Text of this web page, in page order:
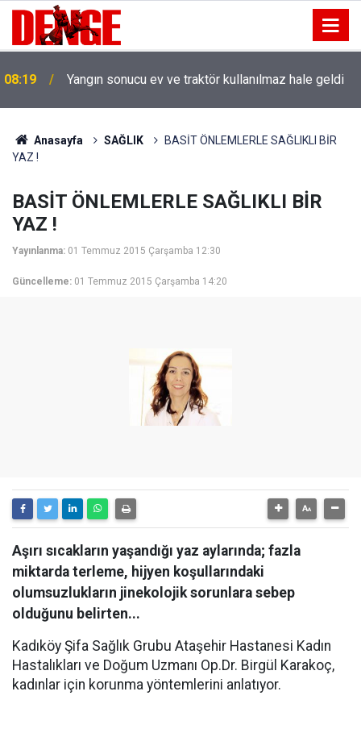
08:19 Yangın sonucu ev ve traktör kullanılmaz hale geldi
Anasayfa SAĞLIK
BASİT ÖNLEMLERLE SAĞLIKLI BİR
YAZ !
BASİT ÖNLEMLERLE SAĞLIKLI BİR
YAZ !
Yayınlanma: 01 Temmuz 2015 Çarşamba 12:30
Güncelleme: 01 Temmuz 2015 Çarşamba 14:20
Aşırı sıcakların yaşandığı yaz aylarında; fazla
miktarda terleme, hijyen koşullarındaki
olumsuzlukların jinekolojik sorunlara sebep
olduğunu belirten...
Kadıköy Şifa Sağlık Grubu Ataşehir Hastanesi Kadın
Hastalıkları ve Doğum Uzmanı Op.Dr. Birgül Karakoç,
kadınlar için korunma yöntemlerini anlatıyor.